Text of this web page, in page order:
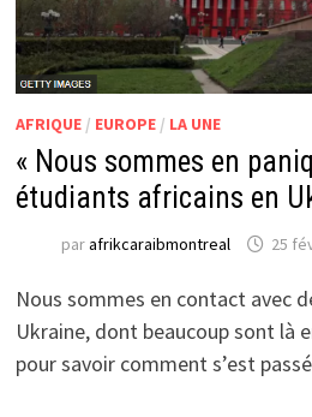
AFRIQUE/ EUROPE/ LA UNE
« Nous sommes en
étudiants africains en
parafrikcaraibmontreal 25
Nous sommes en contact avec
Ukraine, dont beaucoup sont là
pour savoir comment s’est